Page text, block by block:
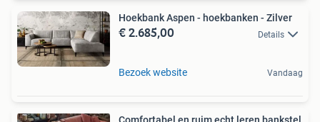
Hoekbank Aspen - hoekbanken - Zilver
€ 2.685,00 Details
Bezoek website Vandaag
Comfortabel en ruim echt leren bankstel